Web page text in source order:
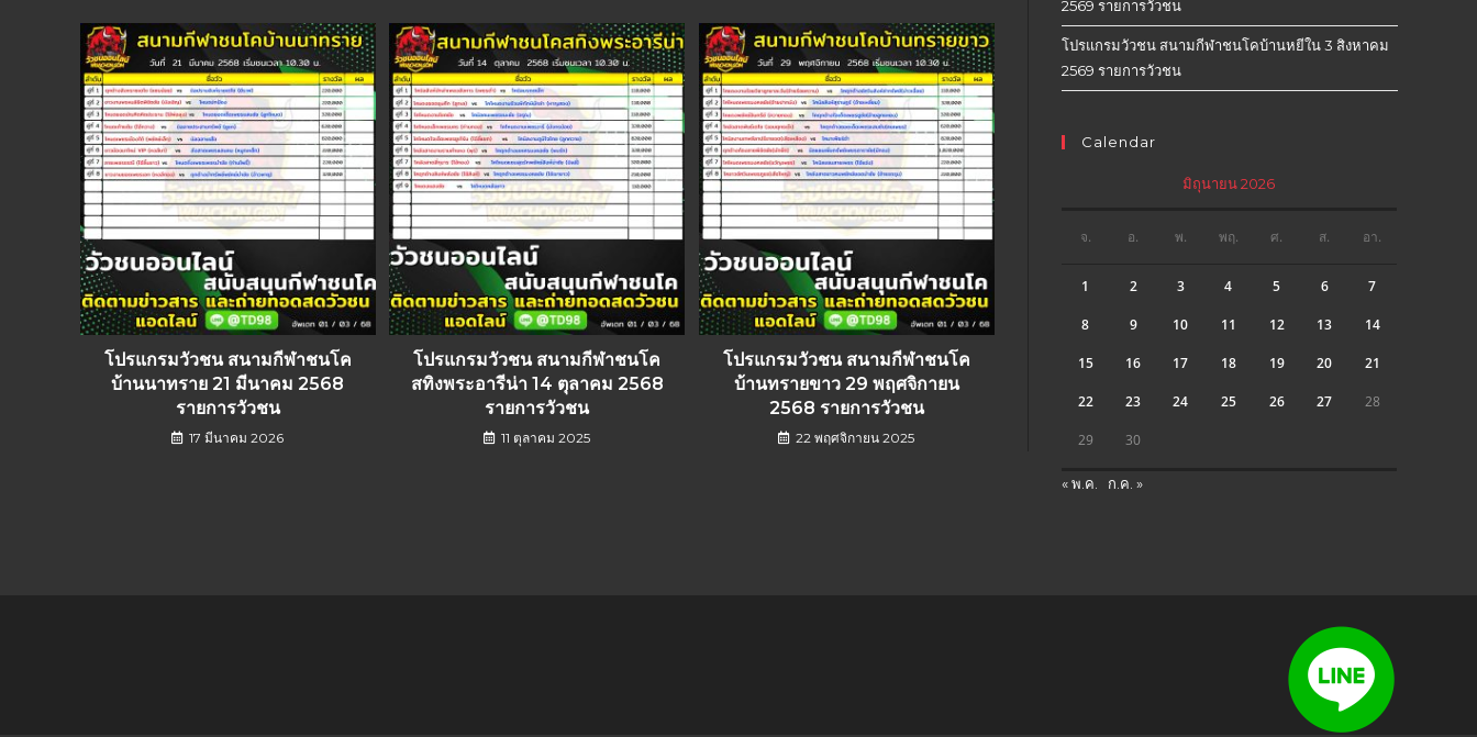
โปรแกรมวัวชน สนามกีฬาชนโค
บ้านนาทราย 21 มีนาคม 2568
รายการวัวชน
17 มีนาคม 2026
โปรแกรมวัวชน สนามกีฬาชนโค
สทิงพระอารีน่า 14 ตุลาคม 2568
รายการวัวชน
11 ตุลาคม 2025
โปรแกรมวัวชน สนามกีฬาชนโค
บ้านทรายขาว 29 พฤศจิกายน
2568 รายการวัวชน
22 พฤศจิกายน 2025
2569 รายการวัวชน
โปรแกรมวัวชน สนามกีฬาชนโคบ้านหยีใน 3 สิงหาคม
2569 รายการวัวชน
Calendar
มิถุนายน 2026
จ. อ. พ. พฤ. ศ. ส. อา.
1 2 3 4 5 6 7
8 9 10 11 12 13 14
15 16 17 18 19 20 21
22 23 24 25 26 27 28
29 30
« พ.ค. ก.ค. »